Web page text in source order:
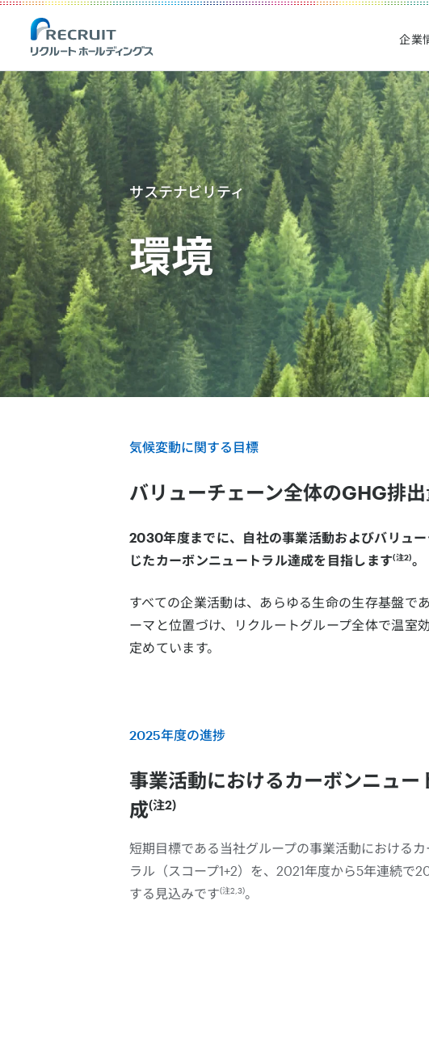
企業
サステナビリティ
環境
気候変動に関する目標
バリューチェーン全体のGHG排
2030年度までに、自社の事業活動およびバリュ
じたカーボンニュートラル達成を目指します(注2)。
すべての企業活動は、あらゆる⽣命の⽣存基盤で
ーマと位置づけ、リクルートグループ全体で温
定めています。
2025年度の進捗
事業活動におけるカーボンニュー
成(注2)
短期目標である当社グループの事業活動における
ラル（スコープ1+2）を、2021年度から5年連続で
する見込みです(注2,3)。